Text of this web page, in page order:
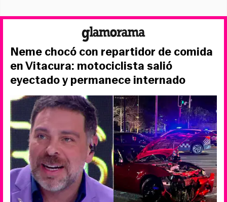
Neme chocó con repartidor de comida
en Vitacura: motociclista salió
eyectado y permanece internado